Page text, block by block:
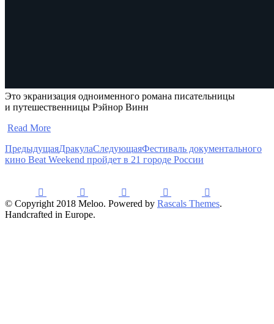
Это экранизация одноименного романа писательницы
и путешественницы Рэйнор Винн
Read More
ПредыдущаяДракулаСледующаяФестиваль документального
кино Beat Weekend пройдет в 21 городе России
© Copyright 2018 Meloo. Powered by Rascals Themes.
Handcrafted in Europe.